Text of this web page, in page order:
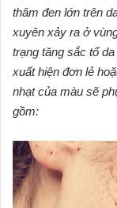
thâm đen lớn trên
xuyên xảy ra ở
trạng tăng sắc tố
xuất hiện đơn lẻ
nhạt của màu sẽ
gồm: